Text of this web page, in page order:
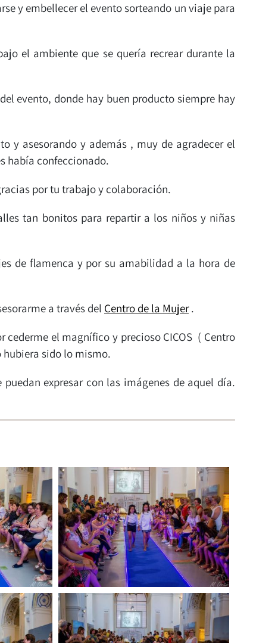
y embellecer el evento sorteando un viaje para
el ambiente que se quería recrear durante la
evento, donde hay buen producto siempre hay
y asesorando y además , muy de agradecer el
había confeccionado.
por tu trabajo y colaboración.
tan bonitos para repartir a los niños y niñas
de flamenca y por su amabilidad a la hora de
a través del Centro de la Mujer.
cederme el magnífico y precioso CICOS ( Centro
sido lo mismo.
expresar con las imágenes de aquel día.